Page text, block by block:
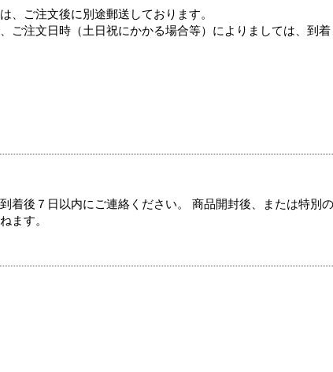
、ご注文後に別途郵送しております。
ご注文日時（土日祝にかかる場合等）によりましては、到
着後７日以内にご連絡ください。 商品開封後、または特別
ます。